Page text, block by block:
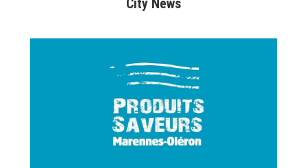
City News